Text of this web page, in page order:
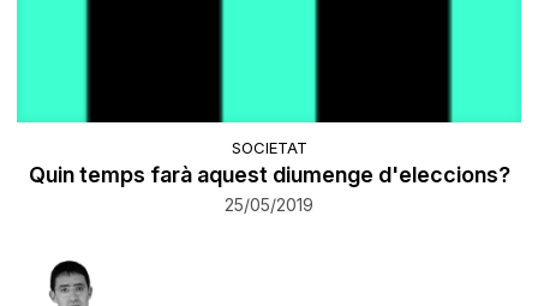
SOCIETAT
Quin temps farà aquest diumenge d'eleccions?
25/05/2019